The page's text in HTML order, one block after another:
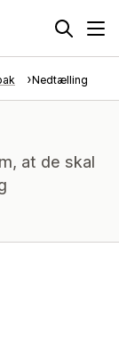
Nedtælling
at de skal